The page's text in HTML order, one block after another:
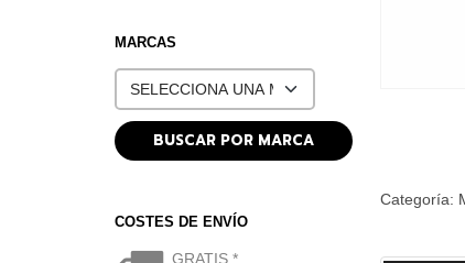
MARCAS
COSTES DE ENVÍO
GRATIS *
Categoría: